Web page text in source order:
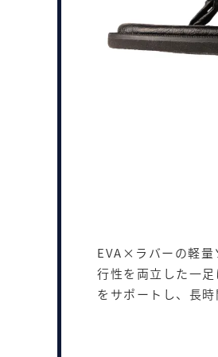
EVA×ラバーの軽量
行性を両立した一
をサポートし、長